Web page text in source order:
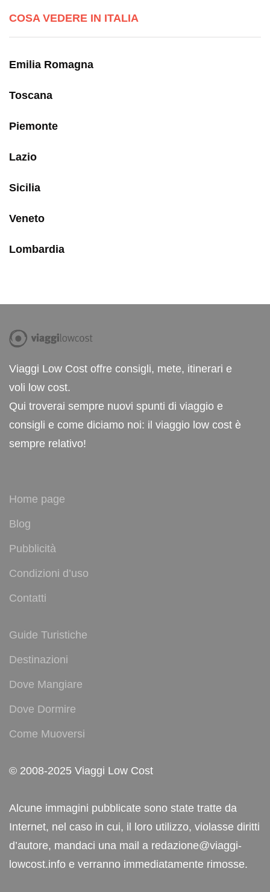
COSA VEDERE IN ITALIA
Emilia Romagna
Toscana
Piemonte
Lazio
Sicilia
Veneto
Lombardia
Viaggi Low Cost offre consigli, mete, itinerari e
voli low cost.
Qui troverai sempre nuovi spunti di viaggio e
consigli e come diciamo noi: il viaggio low cost è
sempre relativo!
Home page
Blog
Pubblicità
Condizioni d’uso
Contatti
Guide Turistiche
Destinazioni
Dove Mangiare
Dove Dormire
Come Muoversi
© 2008-2025 Viaggi Low Cost
Alcune immagini pubblicate sono state tratte da
Internet, nel caso in cui, il loro utilizzo, violasse diritti
d’autore, mandaci una mail a redazione@viaggi-
lowcost.info e verranno immediatamente rimosse.